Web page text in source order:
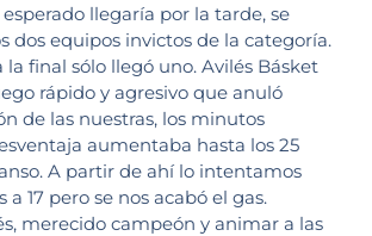
llegaría por la tarde, se
dos equipos invictos de la categoría.
la final sólo llegó uno. Avilés Básket
rápido y agresivo que anuló
de las nuestras, los minutos
aumentaba hasta los 25
A partir de ahí lo intentamos
a 17 pero se nos acabó el gas.
merecido campeón y animar a las